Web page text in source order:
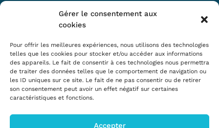
Gérer le consentement aux
cookies
Pour offrir les meilleures expériences, nous utilisons des technologies
telles que les cookies pour stocker et/ou accéder aux informations
des appareils. Le fait de consentir à ces technologies nous permettra
de traiter des données telles que le comportement de navigation ou
les ID uniques sur ce site. Le fait de ne pas consentir ou de retirer
son consentement peut avoir un effet négatif sur certaines
caractéristiques et fonctions.
Accepter
Espace Membre
Confédération Nationale des Foyers
Ruraux & Associations de
développement et d’animation du milieu